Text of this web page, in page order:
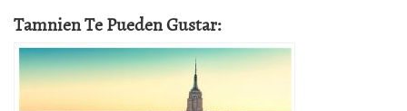
Tamnien Te Pueden Gustar: